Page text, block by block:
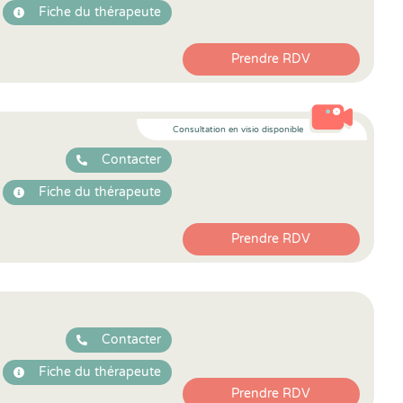
Fiche du thérapeute
Prendre RDV
Consultation en visio disponible
Contacter
Fiche du thérapeute
Prendre RDV
Contacter
Fiche du thérapeute
Prendre RDV